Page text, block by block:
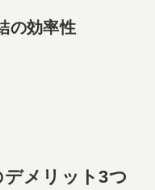
の効率性
メリット3つ